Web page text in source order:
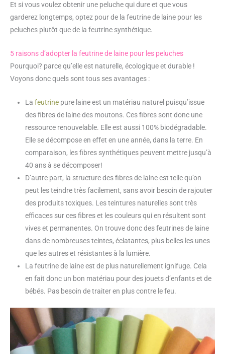
Et si vous voulez obtenir une peluche qui dure et que vous
garderez longtemps, optez pour de la feutrine de laine pour les
peluches plutôt que de la feutrine synthétique.
5 raisons d’adopter la feutrine de laine pour les peluches
Pourquoi? parce qu’elle est naturelle, écologique et durable !
Voyons donc quels sont tous ses avantages :
La feutrine pure laine est un matériau naturel puisqu’issue
des fibres de laine des moutons. Ces fibres sont donc une
ressource renouvelable. Elle est aussi 100% biodégradable.
Elle se décompose en effet en une année, dans la terre. En
comparaison, les fibres synthétiques peuvent mettre jusqu’à
40 ans à se décomposer!
D’autre part, la structure des fibres de laine est telle qu’on
peut les teindre très facilement, sans avoir besoin de rajouter
des produits toxiques. Les teintures naturelles sont très
efficaces sur ces fibres et les couleurs qui en résultent sont
vives et permanentes. On trouve donc des feutrines de laine
dans de nombreuses teintes, éclatantes, plus belles les unes
que les autres et résistantes à la lumière.
La feutrine de laine est de plus naturellement ignifuge. Cela
en fait donc un bon matériau pour des jouets d’enfants et de
bébés. Pas besoin de traiter en plus contre le feu.